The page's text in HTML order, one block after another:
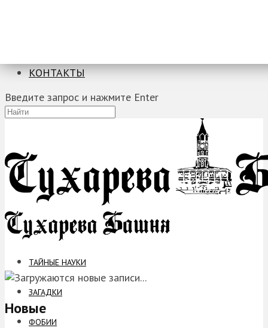
КОНТАКТЫ
Введите запрос и нажмите Enter
ТАЙНЫЕ НАУКИ
ЗАГАДКИ
ФОБИИ
Новые